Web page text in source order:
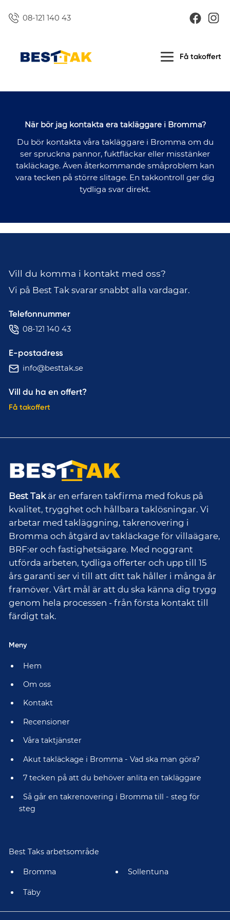
08-121 140 43
Få takoffert
När bör jag kontakta era takläggare i Bromma?
Du bör kontakta våra takläggare i Bromma om du
ser spruckna pannor, fuktfläckar eller misstänker
takläckage. Även återkommande småproblem kan
vara tecken på större slitage. En takkontroll ger dig
tydliga svar direkt.
Vill du komma i kontakt med oss?
Vi på Best Tak svarar snabbt alla vardagar.
Telefonnummer
08-121 140 43
E-postadress
info@besttak.se
Vill du ha en offert?
Få takoffert
Best Takär en erfaren takfirma med fokus på
kvalitet, trygghet och hållbara taklösningar. Vi
arbetar med takläggning, takrenovering i
Bromma och åtgärd av takläckage för villaägare,
BRF:er och fastighetsägare. Med noggrant
utförda arbeten, tydliga offerter och upp till 15
års garanti ser vi till att ditt tak håller i många år
framöver. Vårt mål är att du ska känna dig trygg
genom hela processen - från första kontakt till
färdigt tak.
Meny
Hem
Om oss
Kontakt
Recensioner
Våra taktjänster
Akut takläckage i Bromma - Vad ska man göra?
7 tecken på att du behöver anlita en takläggare
Så går en takrenovering i Bromma till - steg för
steg
Best Taks arbetsområde
Bromma Sollentuna
Täby